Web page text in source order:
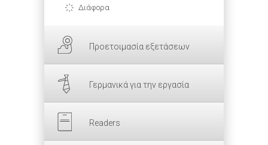
Διάφορα
Προετοιμασία εξετάσεων
Γερμανικά για την εργασία
Readers